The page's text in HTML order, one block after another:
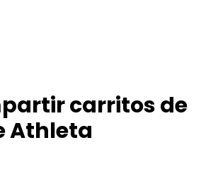
carritos de
Athleta